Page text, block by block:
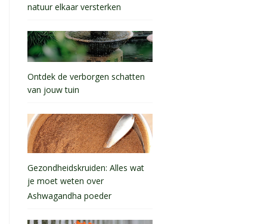
natuur elkaar versterken
Ontdek de verborgen schatten
van jouw tuin
Gezondheidskruiden: Alles wat
je moet weten over
Ashwagandha poeder